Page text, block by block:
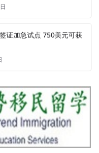
证加急试点 750美元可获